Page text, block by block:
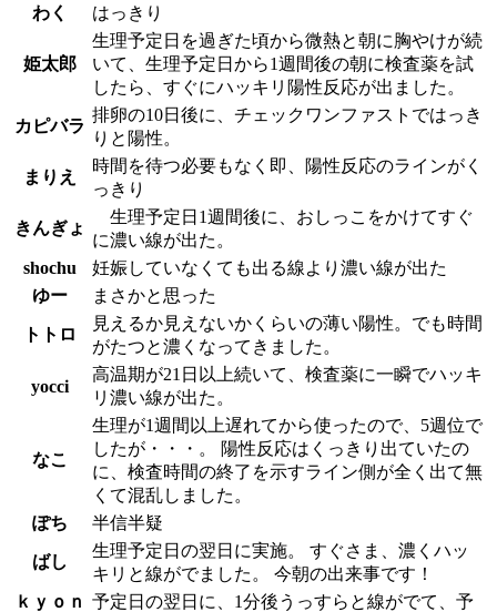
わく
はっきり
姫太郎
生理予定日を過ぎた頃から微熱と朝に胸やけが続
いて、生理予定日から1週間後の朝に検査薬を試
したら、すぐにハッキリ陽性反応が出ました。
カピバラ
排卵の10日後に、チェックワンファストではっき
りと陽性。
まりえ
時間を待つ必要もなく即、陽性反応のラインがく
っきり
きんぎょ
生理予定日1週間後に、おしっこをかけてすぐ
に濃い線が出た。
shochu
妊娠していなくても出る線より濃い線が出た
ゆー
まさかと思った
トトロ
見えるか見えないかくらいの薄い陽性。でも時間
がたつと濃くなってきました。
yocci
高温期が21日以上続いて、検査薬に一瞬でハッキ
リ濃い線が出た。
なこ
生理が1週間以上遅れてから使ったので、5週位で
したが・・・。 陽性反応はくっきり出ていたの
に、検査時間の終了を示すライン側が全く出て無
くて混乱しました。
ぽち
半信半疑
ばし
生理予定日の翌日に実施。 すぐさま、濃くハッ
キリと線がでました。 今朝の出来事です！
ｋｙｏｎ 予定日の翌日に、1分後うっすらと線がでて、予